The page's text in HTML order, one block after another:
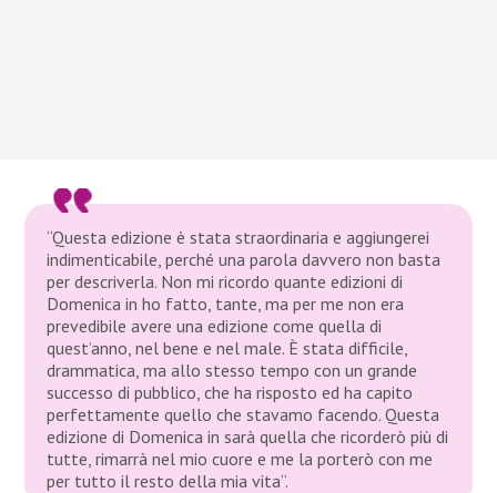
“Questa edizione è stata straordinaria e aggiungerei
indimenticabile, perché una parola davvero non basta
per descriverla. Non mi ricordo quante edizioni di
Domenica in ho fatto, tante, ma per me non era
prevedibile avere una edizione come quella di
quest’anno, nel bene e nel male. È stata difficile,
drammatica, ma allo stesso tempo con un grande
successo di pubblico, che ha risposto ed ha capito
perfettamente quello che stavamo facendo. Questa
edizione di Domenica in sarà quella che ricorderò più di
tutte, rimarrà nel mio cuore e me la porterò con me
per tutto il resto della mia vita“.